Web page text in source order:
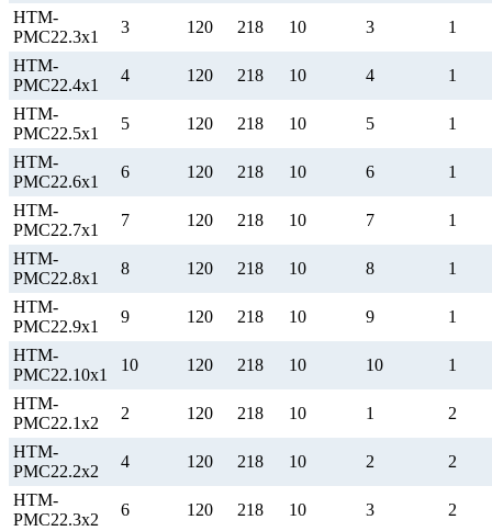
НТМ-
РМС22.3х1
3 120 218 10 3 1
НТМ-
РМС22.4х1
4 120 218 10 4 1
НТМ-
РМС22.5х1
5 120 218 10 5 1
НТМ-
РМС22.6х1
6 120 218 10 6 1
НТМ-
РМС22.7х1
7 120 218 10 7 1
НТМ-
РМС22.8х1
8 120 218 10 8 1
НТМ-
РМС22.9х1
9 120 218 10 9 1
НТМ-
РМС22.10х1
10 120 218 10 10 1
НТМ-
РМС22.1х2
2 120 218 10 1 2
НТМ-
РМС22.2х2
4 120 218 10 2 2
НТМ-
РМС22.3х2
6 120 218 10 3 2